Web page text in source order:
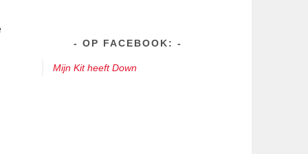
OP FACEBOOK:
Mijn Kit heeft Down